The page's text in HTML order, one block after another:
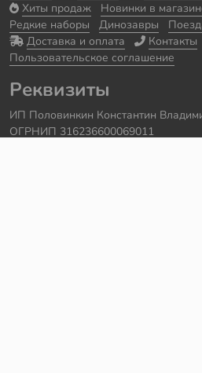
Хиты продаж
Новинки в
Редкие наборы
Динозавры
Доставка и оплата
Контакты
Пользовательское соглашение
Реквизиты
ИП Половинкин Константин
ОГРНИП 316236600069011